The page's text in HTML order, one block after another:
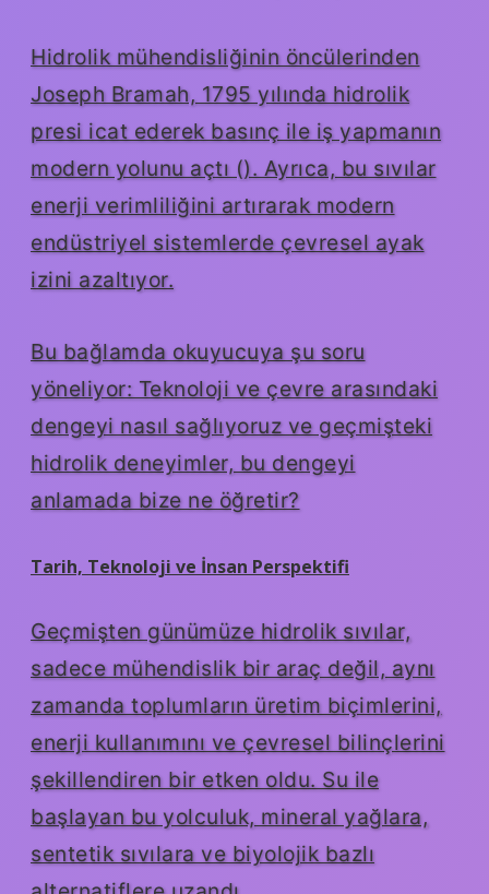
Hidrolik mühendisliğinin öncülerinden
Joseph Bramah, 1795 yılında hidrolik
presi icat ederek basınç ile iş yapmanın
modern yolunu açtı (). Ayrıca, bu sıvılar
enerji verimliliğini artırarak modern
endüstriyel sistemlerde çevresel ayak
izini azaltıyor.
Bu bağlamda okuyucuya şu soru
yöneliyor: Teknoloji ve çevre arasındaki
dengeyi nasıl sağlıyoruz ve geçmişteki
hidrolik deneyimler, bu dengeyi
anlamada bize ne öğretir?
Tarih, Teknoloji ve İnsan Perspektifi
Geçmişten günümüze hidrolik sıvılar,
sadece mühendislik bir araç değil, aynı
zamanda toplumların üretim biçimlerini,
enerji kullanımını ve çevresel bilinçlerini
şekillendiren bir etken oldu. Su ile
başlayan bu yolculuk, mineral yağlara,
sentetik sıvılara ve biyolojik bazlı